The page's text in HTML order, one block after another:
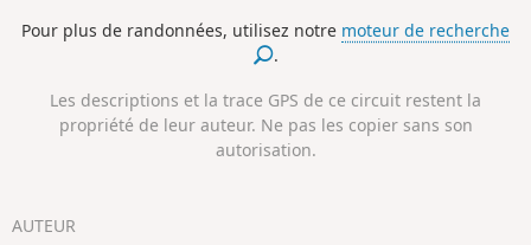
Pour plus de randonnées, utilisez notre moteur de recherche
.
Les descriptions et la trace GPS de ce circuit restent la
propriété de leur auteur. Ne pas les copier sans son
autorisation.
AUTEUR